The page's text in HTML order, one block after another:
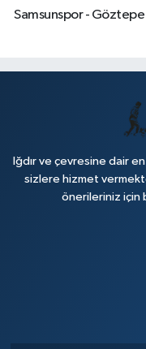
Samsunspor - Göztepe
Iğdır ve çevresine dair
sizlere hizmet
önerileriniz için